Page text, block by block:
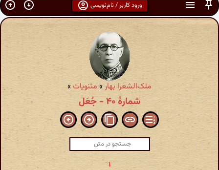
ورود کاربر / نام‌نویسی
ملک‌الشعرا بهار» مثنویات»
شمارهٔ ۴۰ - جُعَل